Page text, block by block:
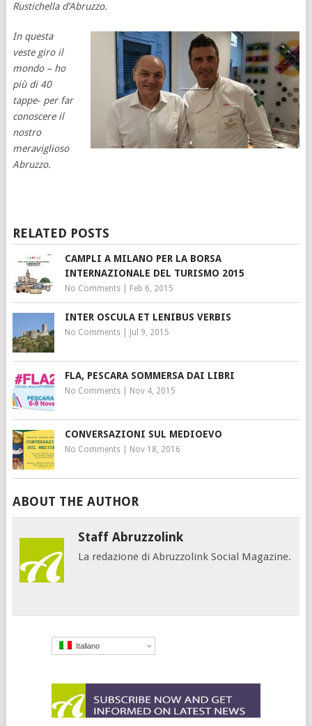
Rustichella d’Abruzzo.
In questa
veste giro il
mondo – ho
più di 40
tappe- per far
conoscere il
nostro
meraviglioso
Abruzzo.
RELATED POSTS
CAMPLI A MILANO PER LA BORSA
INTERNAZIONALE DEL TURISMO 2015
No Comments| Feb 6, 2015
INTER OSCULA ET LENIBUS VERBIS
No Comments| Jul 9, 2015
FLA, PESCARA SOMMERSA DAI LIBRI
No Comments| Nov 4, 2015
CONVERSAZIONI SUL MEDIOEVO
No Comments| Nov 18, 2016
ABOUT THE AUTHOR
Staff Abruzzolink
La redazione di Abruzzolink Social Magazine.
Italiano